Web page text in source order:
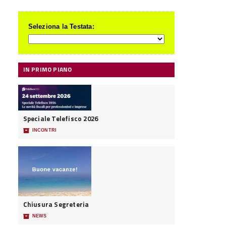
Seleziona la Testata:
IN PRIMO PIANO
Speciale Telefisco 2026
📦 INCONTRI
Chiusura Segreteria
📦 NEWS